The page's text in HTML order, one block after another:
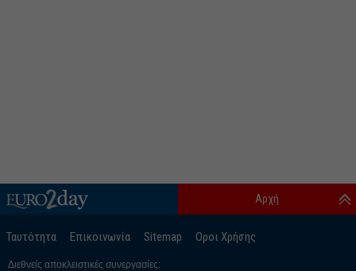
Ταυτότητα Επικοινωνία Sitemap Οροι Χρήσης
Αρχή
Διεθνείς αποκλειστικές συνεργασίες: